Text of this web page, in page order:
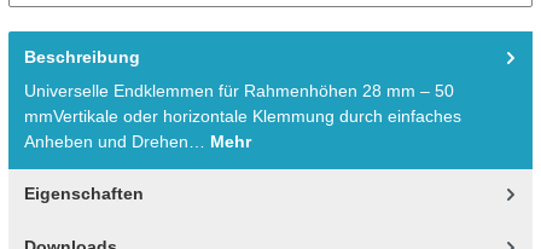
Beschreibung
Universelle Endklemmen für Rahmenhöhen 28 mm – 50
mmVertikale oder horizontale Klemmung durch einfaches
Anheben und Drehen… Mehr
Eigenschaften